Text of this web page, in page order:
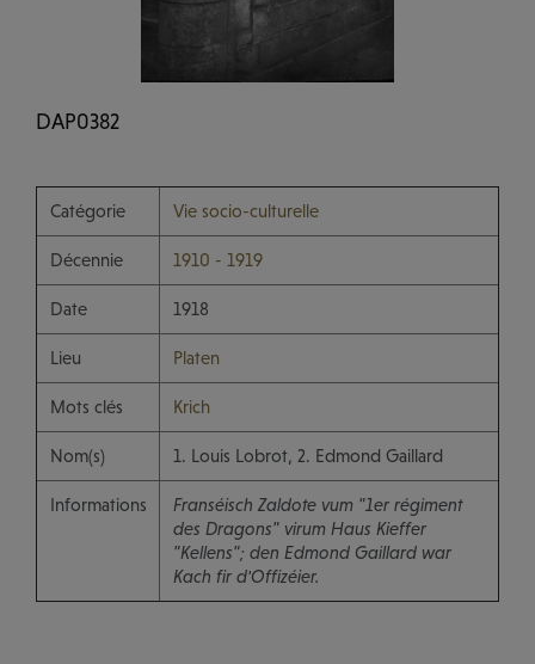
DAP0382
Catégorie Vie socio-culturelle
Décennie 1910 - 1919
Date 1918
Lieu Platen
Mots clés Krich
Nom(s) 1. Louis Lobrot, 2. Edmond Gaillard
Informations
Franséisch Zaldote vum "1er régiment
des Dragons" virum Haus Kieffer
"Kellens"; den Edmond Gaillard war
Kach fir d'Offizéier.